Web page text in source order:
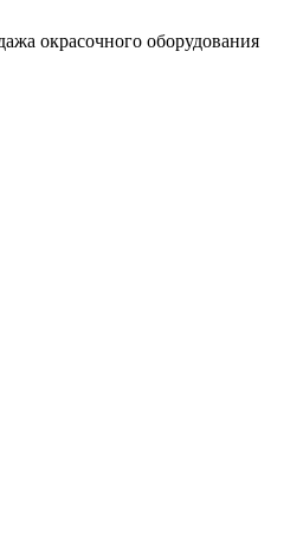
окрасочного оборудования